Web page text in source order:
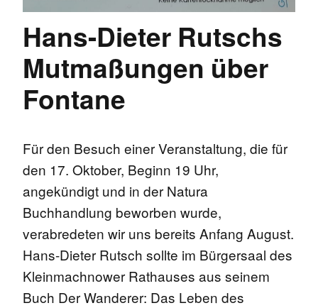
Hans-Dieter Rutschs
Mutmaßungen über
Fontane
Für den Besuch einer Veranstaltung, die für
den 17. Oktober, Beginn 19 Uhr,
angekündigt und in der Natura
Buchhandlung beworben wurde,
verabredeten wir uns bereits Anfang August.
Hans-Dieter Rutsch sollte im Bürgersaal des
Kleinmachnower Rathauses aus seinem
Buch Der Wanderer: Das Leben des